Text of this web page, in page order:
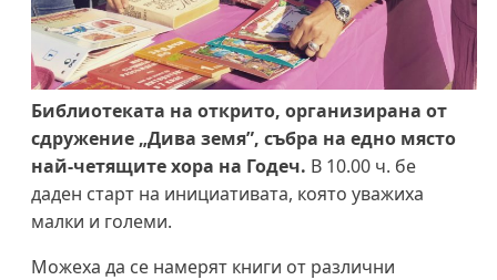
Библиотеката на открито, организирана от
сдружение „Дива земя”, събра на едно място
най-четящите хора на Годеч. В 10.00 ч. бе
даден старт на инициативата, която уважиха
малки и големи.
Можеха да се намерят книги от различни